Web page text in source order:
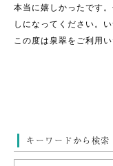
本当に嬉しかったです
しになってください。
この度は泉翠をご利用
キーワードから検索